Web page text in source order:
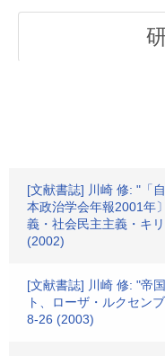
[文献書誌] 川崎 修: "「
本政治学会年報2001年
義・社会民主主義・キ
(2002)
[文献書誌] 川崎 修: "帝
ト、ローザ・ルクセン
8-26 (2003)